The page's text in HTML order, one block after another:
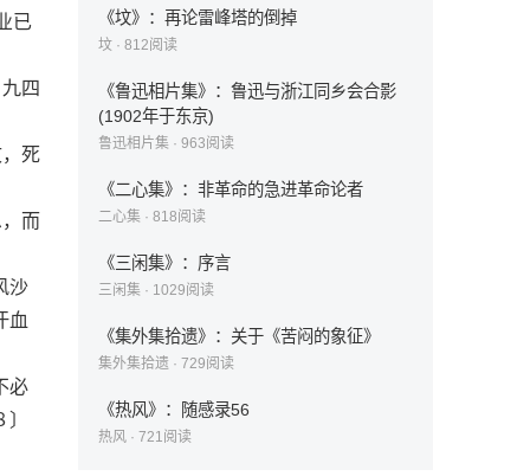
已
四
死
而
沙
血
必
《坟》：再论雷峰塔的倒掉
坟 · 812阅读
《鲁迅相片集》：鲁迅与浙江同乡会合影
(1902年于东京)
鲁迅相片集 · 963阅读
《二心集》：非革命的急进革命论者
二心集 · 818阅读
《三闲集》：序言
三闲集 · 1029阅读
《集外集拾遗》：关于《苦闷的象征》
集外集拾遗 · 729阅读
《热风》：随感录56
热风 · 721阅读